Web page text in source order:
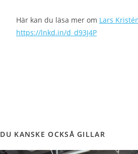
Här kan du läsa mer om Lars
https://lnkd.in/d_d93J4P
DU KANSKE OCKSÅ GILLAR